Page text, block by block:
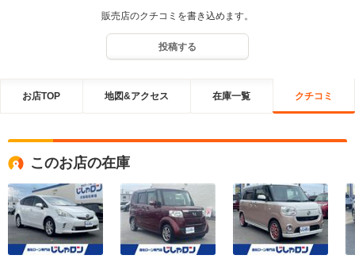
販売店のクチコミを書き込めます。
投稿する
お店TOP 地図&アクセス 在庫一覧 クチコミ
このお店の在庫